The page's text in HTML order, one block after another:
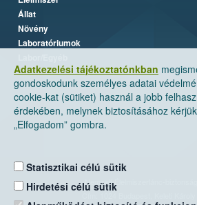
Adatkezelési tájékoztatónkban
gondoskodunk személyes adatai
cookie-kat (sütiket) használ a jobb
érdekében, melynek biztosításához
„Elfogadom” gombra.
Statisztikai célú sütik
Hirdetési célú sütik
Állat
Növény
Laboratóriumok
Nemzeti Élelmiszerlánc-biztonsági